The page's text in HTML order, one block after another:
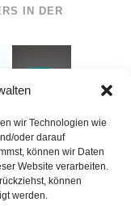
wir Technologien wie
oder darauf
können wir Daten
Website verarbeiten.
können
werden.
IN DER